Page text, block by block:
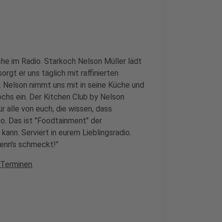
im Radio. Starkoch Nelson Müller lädt
er uns täglich mit raffinierten
nimmt uns mit in seine Küche und
ein. Der Kitchen Club by Nelson
alle von euch, die wissen, dass
Das ist "Foodtainment" der
Serviert in eurem Lieblingsradio.
schmeckt!"
.